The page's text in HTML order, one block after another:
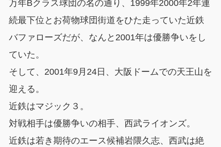
万年Bクラス球団の名の通り、1999年2000年2年連
続最下位とお荷物球団街道をひた走っていた近鉄
バファローズだが、なんと2001年は優勝争いをし
ていた。
そして、2001年9月24日、大阪ドームでの天王山を
迎える。
近鉄はマジック３。
対戦相手は優勝争いの相手、西武ライオンズ。
近鉄は若き期待のエース候補岩隈久志、西武は絶